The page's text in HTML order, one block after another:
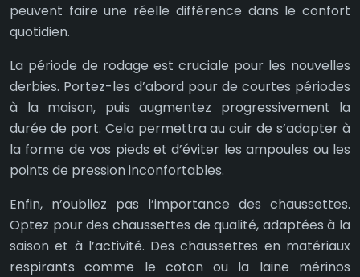
peuvent faire une réelle différence dans le confort
quotidien.
La période de rodage est cruciale pour les nouvelles
derbies. Portez-les d’abord pour de courtes périodes
à la maison, puis augmentez progressivement la
durée de port. Cela permettra au cuir de s’adapter à
la forme de vos pieds et d’éviter les ampoules ou les
points de pression inconfortables.
Enfin, n’oubliez pas l’importance des chaussettes.
Optez pour des chaussettes de qualité, adaptées à la
saison et à l’activité. Des chaussettes en matériaux
respirants comme le coton ou la laine mérinos